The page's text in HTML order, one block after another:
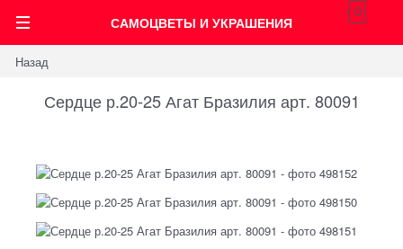
САМОЦВЕТЫ И УКРАШЕНИЯ
0
Назад
Сердце р.20-25 Агат Бразилия арт. 80091